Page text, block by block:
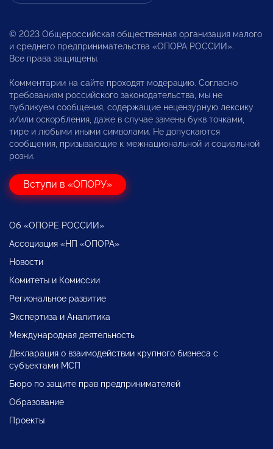
© 2023 Общероссийская общественная организация малого
и среднего предпринимательства «ОПОРА РОССИИ».
Все права защищены.
Комментарии на сайте проходят модерацию. Согласно
требованиям российского законодательства, мы не
публикуем сообщения, содержащие нецензурную лексику
и/или оскорбления, даже в случае замены букв точками,
тире и любыми иными символами. Не допускаются
сообщения, призывающие к межнациональной и социальной
розни.
Вступи в «ОПОРУ»
Об «ОПОРЕ РОССИИ»
Ассоциация «НП «ОПОРА»
Новости
Комитеты и Комиссии
Региональное развитие
Экспертиза и Аналитика
Международная деятельность
Декларация о взаимодействии крупного бизнеса с
субъектами МСП
Бюро по защите прав предпринимателей
Образование
Проекты